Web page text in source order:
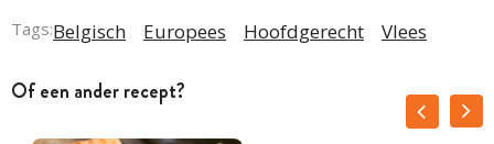
Tags:Belgisch Europees Hoofdgerecht Vlees
Of een ander recept?